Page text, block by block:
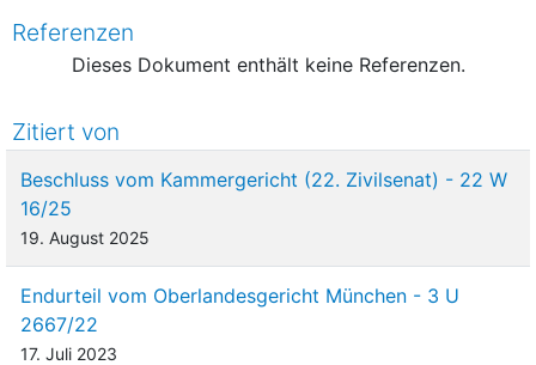
Referenzen
Dieses Dokument enthält keine Referenzen.
Zitiert von
Beschluss vom Kammergericht (22. Zivilsenat) - 22 W
16/25
19. August 2025
Endurteil vom Oberlandesgericht München - 3 U
2667/22
17. Juli 2023